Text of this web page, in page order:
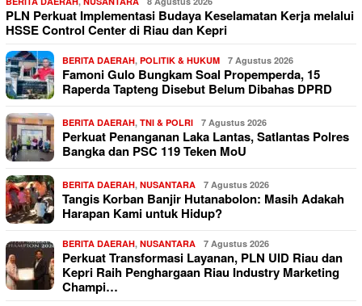
PLN Perkuat Implementasi Budaya Keselamatan Kerja melalui
HSSE Control Center di Riau dan Kepri
BERITA DAERAH, POLITIK & HUKUM 7 Agustus 2026
Famoni Gulo Bungkam Soal Propemperda, 15
Raperda Tapteng Disebut Belum Dibahas DPRD
BERITA DAERAH, TNI & POLRI 7 Agustus 2026
Perkuat Penanganan Laka Lantas, Satlantas Polres
Bangka dan PSC 119 Teken MoU
BERITA DAERAH, NUSANTARA 7 Agustus 2026
Tangis Korban Banjir Hutanabolon: Masih Adakah
Harapan Kami untuk Hidup?
BERITA DAERAH, NUSANTARA 7 Agustus 2026
Perkuat Transformasi Layanan, PLN UID Riau dan
Kepri Raih Penghargaan Riau Industry Marketing
Champi…